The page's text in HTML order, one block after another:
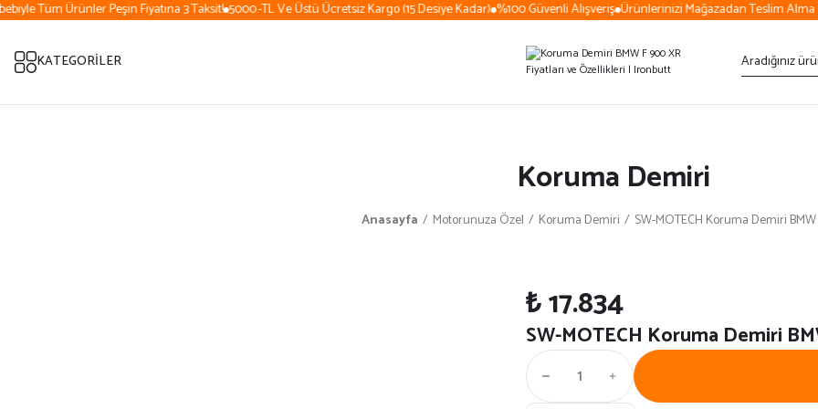
Tüm Ürünler Peşin Fiyatına 3 Taksit! 5000.-TL Ve Üstü Ücretsiz Kargo (15 Desiye Kadar) %100 Güvenli Alışveriş Ürünlerinizi Mağazadan Teslim Alma
KATEGORİLER
Koruma Demiri
Anasayfa Motorunuza Özel Koruma Demiri SW-MOTECH Koruma Demiri
SW-MOTECH Koruma Demiri
₺ 17.834